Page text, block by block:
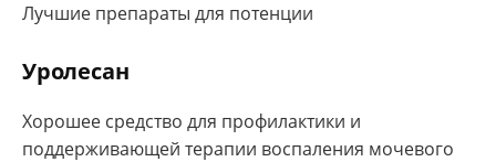
Лучшие препараты для потенции
Уролесан
Хорошее средство для профилактики и
поддерживающей терапии воспаления мочевого